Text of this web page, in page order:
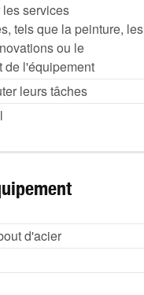
services
tels que la peinture, les
ou le
de l'équipement
leurs tâches
d'acier